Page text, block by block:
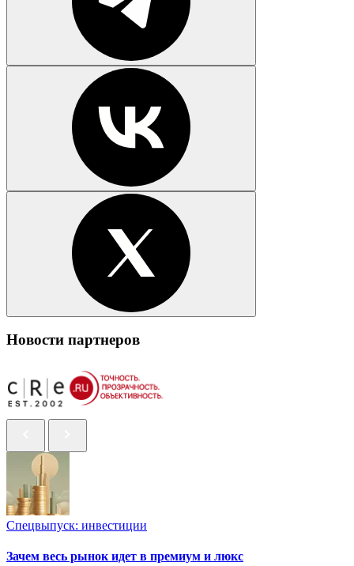
Новости партнеров
Спецвыпуск: инвестиции
Зачем весь рынок идет в премиум и люкс